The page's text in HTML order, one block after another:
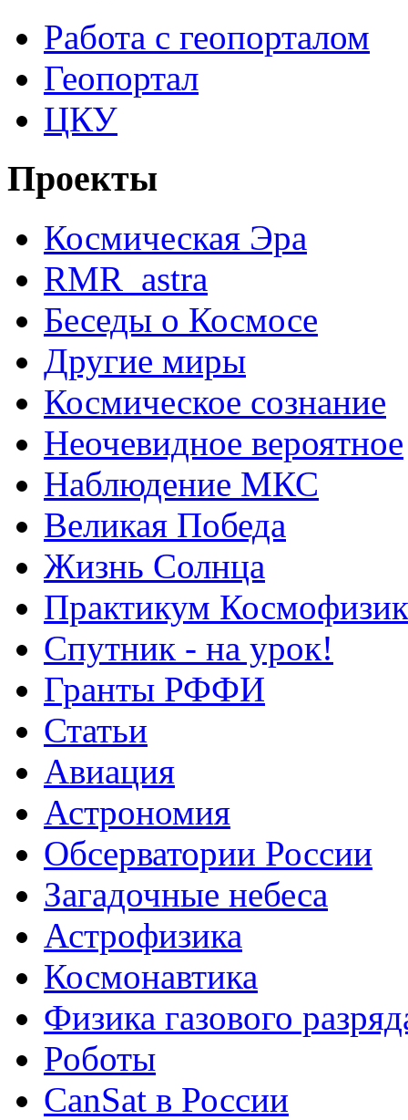
Работа с геопорталом
Геопортал
ЦКУ
Проекты
Космическая Эра
RMR_astra
Беседы о Космосе
Другие миры
Космическое сознание
Неочевидное вероятное
Наблюдение МКС
Великая Победа
Жизнь Солнца
Практикум
Спутник - на урок!
Гранты РФФИ
Статьи
Авиация
Астрономия
Обсерватории России
Загадочные небеса
Астрофизика
Космонавтика
Физика газового
Роботы
CanSat в России